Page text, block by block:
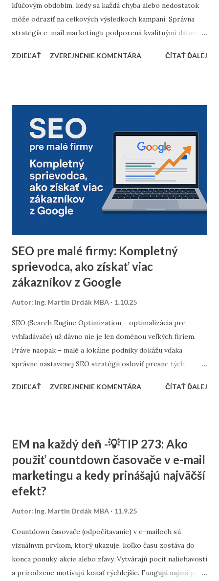
kľúčovým obdobím, kedy sa každá chyba alebo nedostatok
môže odraziť na celkových výsledkoch kampaní. Správna
stratégia e-mail marketingu podporená kvalitnými dátami a
priniesť nárast predajov aj vysokú spokojnosť zákazníkov.
Odfiltrovanie neaktívnych používateľov, starých alebo
neoverených e-mailov vám pomôže zvýšiť mieru
doručiteľnosti a znížiť riziko, že vaše e-maily skončia v
spam priečinku. Zamerajte sa najmä na tých príjemcov, ktorí
dlhodobo neotvárali e-maily – zvážte, či má zmysel ich
osloviť špeciálnou reaktivačnou kampaňou, alebo ich radšej
úplne odstrániť z databázy. 2. Segmentácia kontaktov podľa
minuloročnej v...
ZDIEĽAŤ ZVEREJNENIE KOMENTÁRA ČÍTAŤ ĎALEJ
SEO pre malé firmy: Kompletný
sprievodca, ako získať viac
zákazníkov z Google
Autor: Ing. Martin Drdák MBA 1.10.25
SEO (Search Engine Optimization – optimalizácia pre
vyhľadávače) už dávno nie je len doménou veľkých firiem.
Práve naopak – malé a lokálne podniky dokážu vďaka
správne nastavenej SEO stratégii osloviť presne tých
ako nastaviť SEO tak, aby fungovalo aj pri menšom
osloviť zákazníkov z celého Slovenska alebo len z vášho
mesta? Výskum kľúčových slov – zistite, čo ľudia hľadajú.
Namiesto všeobecných výrazov typu „kaviareň“ skúste
„kaviareň Bratislava Staré Mesto“ alebo „zdravé obedy
firmy vo vašom segmente. ➡️ Viac sa tejto téme venujeme v
článku: „Ako nájsť správne kľúčové slová pre malé firmy“ 2.
On-page SEO (čo viete spraviť priamo na webe) Tu ide o
úpravu obsahu a technických prvko...
ZDIEĽAŤ ZVEREJNENIE KOMENTÁRA ČÍTAŤ ĎALEJ
EM na každý deň -💡TIP 273: Ako
použiť countdown časovače v e-mail
marketingu a kedy prinášajú najväčší
efekt?
Autor: Ing. Martin Drdák MBA 11.9.25
Countdown časovače (odpočítavanie) v e-mailoch sú
vizuálnym prvkom, ktorý ukazuje, koľko času zostáva do
konca ponuky, akcie alebo zľavy. Vytvárajú pocit naliehavosti
a prirodzene motivujú konať rýchlejšie. Fungujú najmä pri